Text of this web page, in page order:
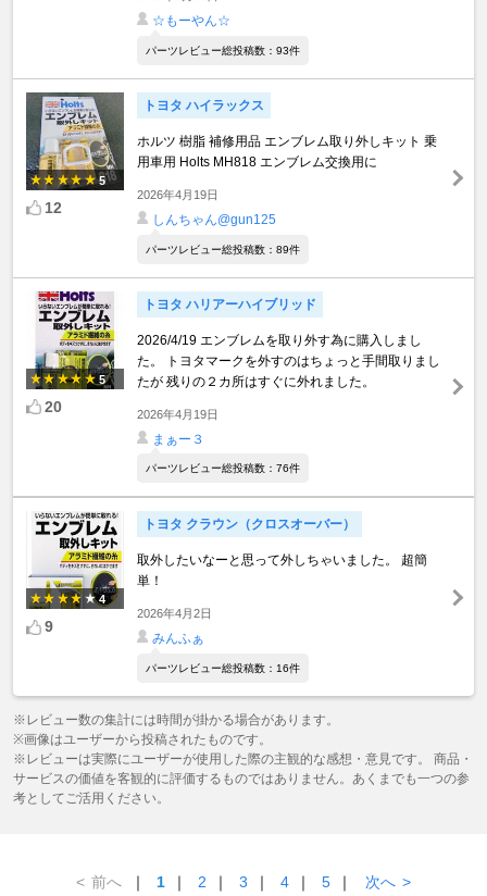
☆もーやん☆
パーツレビュー総投稿数：93件
5
12
トヨタ ハイラックス
ホルツ 樹脂 補修用品 エンブレム取り外しキット 乗
用車用 Holts MH818 エンブレム交換用に
2026年4月19日
しんちゃん@gun125
パーツレビュー総投稿数：89件
5
20
トヨタ ハリアーハイブリッド
2026/4/19 エンブレムを取り外す為に購入しまし
た。 トヨタマークを外すのはちょっと手間取りまし
たが 残りの２カ所はすぐに外れました。
2026年4月19日
まぁー３
パーツレビュー総投稿数：76件
4
9
トヨタ クラウン（クロスオーバー）
取外したいなーと思って外しちゃいました。 超簡
単！
2026年4月2日
みんふぁ
パーツレビュー総投稿数：16件
※レビュー数の集計には時間が掛かる場合があります。
※画像はユーザーから投稿されたものです。
※レビューは実際にユーザーが使用した際の主観的な感想・意見です。 商品・
サービスの価値を客観的に評価するものではありません。あくまでも一つの参
考としてご活用ください。
< 前へ ｜ 1 ｜ 2 ｜ 3 ｜ 4 ｜ 5 ｜ 次へ >